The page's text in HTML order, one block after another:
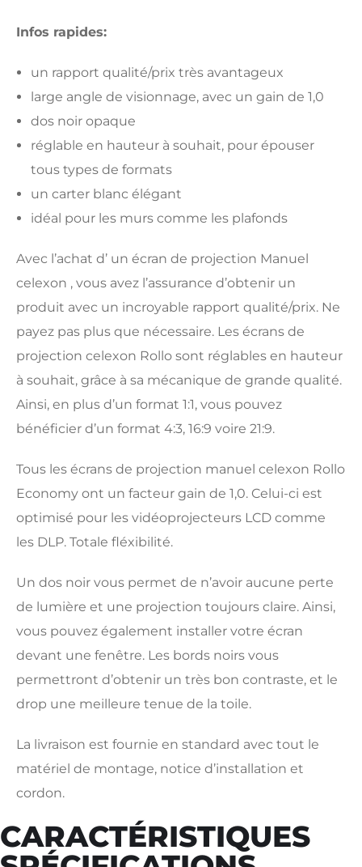
Infos rapides:
un rapport qualité/prix très avantageux
large angle de visionnage, avec un gain de 1,0
dos noir opaque
réglable en hauteur à souhait, pour épouser
tous types de formats
un carter blanc élégant
idéal pour les murs comme les plafonds
Avec l’achat d’ un écran de projection Manuel
celexon , vous avez l’assurance d’obtenir un
produit avec un incroyable rapport qualité/prix. Ne
payez pas plus que nécessaire. Les écrans de
projection celexon Rollo sont réglables en hauteur
à souhait, grâce à sa mécanique de grande qualité.
Ainsi, en plus d’un format 1:1, vous pouvez
bénéficier d’un format 4:3, 16:9 voire 21:9.
Tous les écrans de projection manuel celexon Rollo
Economy ont un facteur gain de 1,0. Celui-ci est
optimisé pour les vidéoprojecteurs LCD comme
les DLP. Totale fléxibilité.
Un dos noir vous permet de n’avoir aucune perte
de lumière et une projection toujours claire. Ainsi,
vous pouvez également installer votre écran
devant une fenêtre. Les bords noirs vous
permettront d’obtenir un très bon contraste, et le
drop une meilleure tenue de la toile.
La livraison est fournie en standard avec tout le
matériel de montage, notice d’installation et
cordon.
CARACTÉRISTIQUES